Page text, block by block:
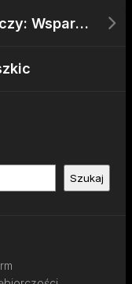
Rola psychologa w Bydgoszczy: Wsparcie dla mieszkańców w różnych sferach życia
Szukaj